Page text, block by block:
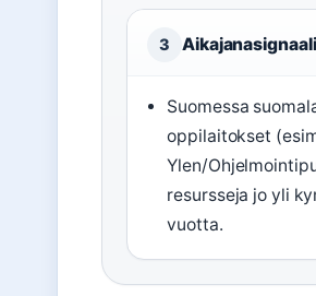
3 Aikajanasignaali
Suomessa
oppilaitokset
Ylen/
resursseja jo yli
vuotta.